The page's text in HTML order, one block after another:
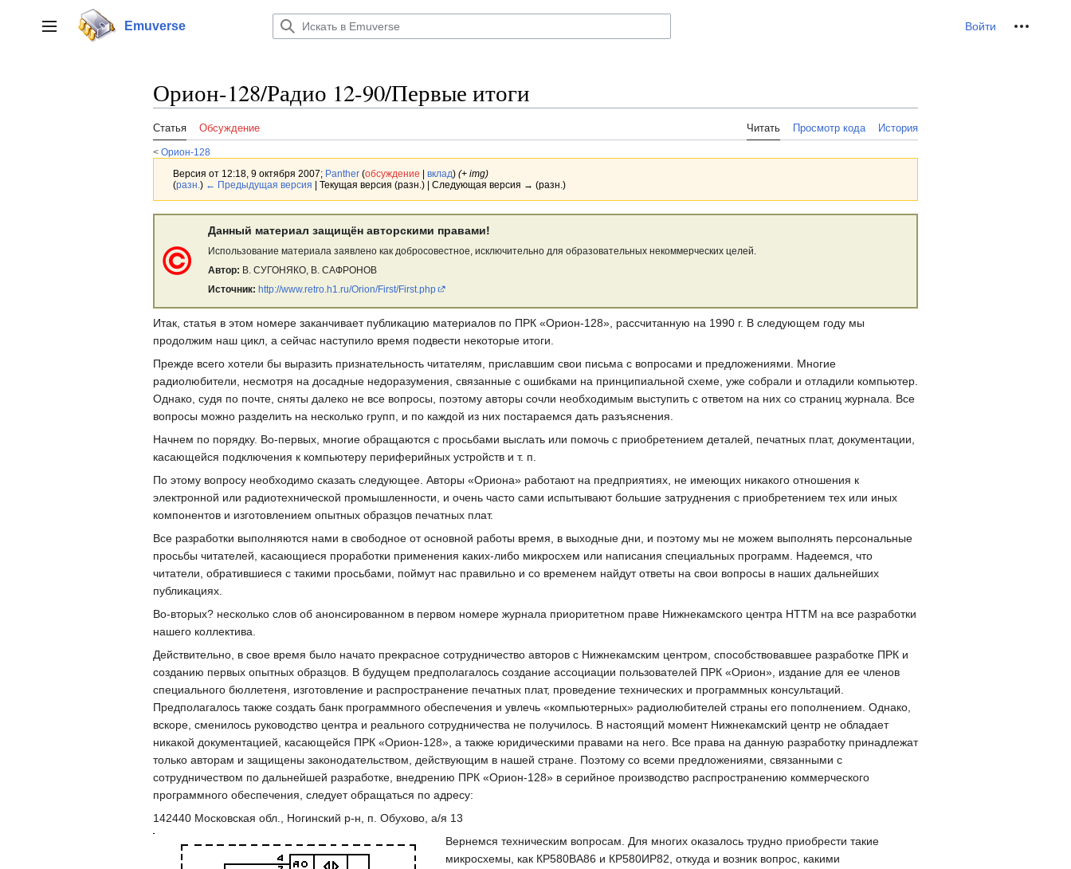
к
содержанию
Переключить боковую панель
Emuverse Войти Персональные
Орион-128/Радио 12-90/Первые итоги
Статья Обсуждение Читать Просмотр кода История
< Орион-128
Версия от 12:18, 9 октября 2007; Panther (обсуждение | вклад) (+ img)
(разн. ) ← Предыдущая версия | Текущая версия (разн.) | Следующая версия → (разн.)
Данный материал защищён авторскими правами!
Использование материала заявлено как добросовестное, исключительно для образовательных некоммерческих целей.
Автор: В. СУГОНЯКО, В. САФРОНОВ
Источник: http://www.retro.h1.ru/Orion/First/First.php
Итак, статья в этом номере заканчивает публикацию материалов по ПРК «Орион-128», рассчитанную на 1990 г. В следующем году мы
продолжим наш цикл, а сейчас наступило время подвести некоторые итоги.
Прежде всего хотели бы выразить признательность читателям, приславшим свои письма с вопросами и предложениями. Многие
радиолюбители, несмотря на досадные недоразумения, связанные с ошибками на принципиальной схеме, уже собрали и отладили компьютер.
Однако, судя по почте, сняты далеко не все вопросы, поэтому авторы сочли необходимым выступить с ответом на них со страниц журнала. Все
вопросы можно разделить на несколько групп, и по каждой из них постараемся дать разъяснения.
Начнем по порядку. Во-первых, многие обращаются с просьбами выслать или помочь с приобретением деталей, печатных плат, документации,
касающейся подключения к компьютеру периферийных устройств и т. п.
По этому вопросу необходимо сказать следующее. Авторы «Ориона» работают на предприятиях, не имеющих никакого отношения к
электронной или радиотехнической промышленности, и очень часто сами испытывают большие затруднения с приобретением тех или иных
компонентов и изготовлением опытных образцов печатных плат.
Все разработки выполняются нами в свободное от основной работы время, в выходные дни, и поэтому мы не можем выполнять персональные
просьбы читателей, касающиеся проработки применения каких-либо микросхем или написания специальных программ. Надеемся, что
читатели, обратившиеся с такими просьбами, поймут нас правильно и со временем найдут ответы на свои вопросы в наших дальнейших
публикациях.
Во-вторых? несколько слов об анонсированном в первом номере журнала приоритетном праве Нижнекамского центра НТТМ на все разработки
нашего коллектива.
Действительно, в свое время было начато прекрасное сотрудничество авторов с Нижнекамским центром, способствовавшее разработке ПРК и
созданию первых опытных образцов. В будущем предполагалось создание ассоциации пользователей ПРК «Орион», издание для ее членов
специального бюллетеня, изготовление и распространение печатных плат, проведение технических и программных консультаций.
Предполагалось также создать банк программного обеспечения и увлечь «компьютерных» радиолюбителей страны его пополнением. Однако,
вскоре, сменилось руководство центра и реального сотрудничества не получилось. В настоящий момент Нижнекамский центр не обладает
никакой документацией, касающейся ПРК «Орион-128», а также юридическими правами на него. Все права на данную разработку принадлежат
только авторам и защищены законодательством, действующим в нашей стране. Поэтому со всеми предложениями, связанными с
сотрудничеством по дальнейшей разработке, внедрению ПРК «Орион-128» в серийное производство распространению коммерческого
программного обеспечения, следует обращаться по адресу:
142440 Московская обл., Ногинский р-н, п. Обухово, а/я 13
Вернемся техническим вопросам. Для многих оказалось трудно приобрести такие
микросхемы, как КР580ВА86 и КР580ИР82, откуда и возник вопрос, какими